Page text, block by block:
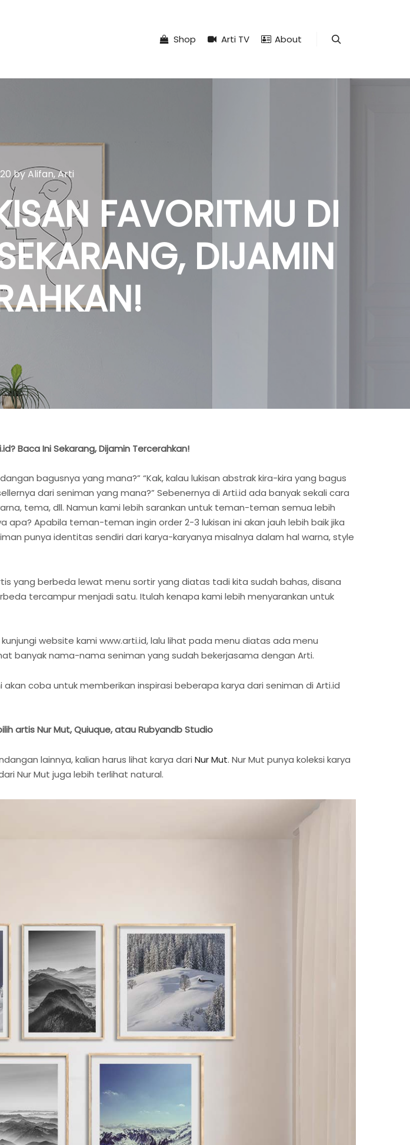
Shop Arti TV About
byAlifan, Arti
FAVORITMU DI
DIJAMIN
Baca Ini Sekarang, Dijamin Tercerahkan!
bagusnya yang mana?” “Kak, kalau lukisan abstrak kira-kira yang bagus
dari seniman yang mana?” Sebenernya di Arti.id ada banyak sekali cara
tema, dll. Namun kami lebih sarankan untuk teman-teman semua lebih
Apabila teman-teman ingin order 2-3 lukisan ini akan jauh lebih baik jika
punya identitas sendiri dari karya-karyanya misalnya dalam hal warna, style
yang berbeda lewat menu sortir yang diatas tadi kita sudah bahas, disana
tercampur menjadi satu. Itulah kenapa kami lebih menyarankan untuk
website kami www.arti.id, lalu lihat pada menu diatas ada menu
banyak nama-nama seniman yang sudah bekerjasama dengan Arti.
coba untuk memberikan inspirasi beberapa karya dari seniman di Arti.id
artis Nur Mut, Quiuque, atau Rubyandb Studio
lainnya, kalian harus lihat karya dari Nur Mut. Nur Mut punya koleksi karya
Nur Mut juga lebih terlihat natural.